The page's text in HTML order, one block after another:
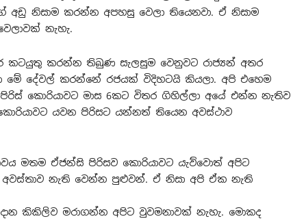
අඩු නිසාම කරන්න අපහසු වෙලා තියෙනවා. ඒ නිසාම
නැහැ.
කටයුතු කරන්න තිබුණ සැලසුම වෙනුවට රාජ්‍යන් අතර
මේ දේවල් කරන්නේ රජයක් විදිහටයි කියලා. අපි එහෙම
කොරියාවට මාස 6කට විතර ගිහිල්ලා අයේ එන්න නැතිව
යවන පිරිසට යන්නත් තියෙන අවස්ථාව
මතම ඒජන්සි පිරිසව කොරියාවට යැව්වොත් අපිට
නැති වෙන්න පුළුවන්. ඒ නිසා අපි ඒක නැති
කිකිලිව මරාගන්න අපිට වුවමනාවක් නැහැ. මොකද